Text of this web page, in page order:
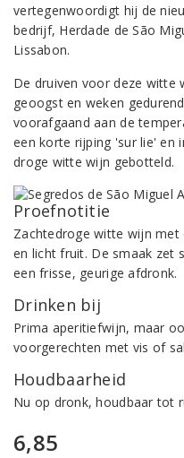
vertegenwoordigt hij de
bedrijf, Herdade de São
Lissabon.
De druiven voor deze witte
geoogst en weken
voorafgaand aan de
een korte rijping 'sur lie' en
droge witte wijn gebotteld.
Proefnotitie
Zachtedroge witte wijn
en licht fruit. De smaak zet
een frisse, geurige afdronk.
Drinken bij
Prima aperitiefwijn, maar
voorgerechten met vis of
Houdbaarheid
Nu op dronk, houdbaar tot
6,85